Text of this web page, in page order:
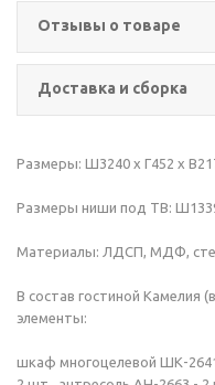
Отзывы о товаре
Доставка и сборка
Размеры: Ш3240 х Г452 х
Размеры ниши под ТВ:
Материалы: ЛДСП, МДФ,
В состав гостиной Камелия
элементы:
шкаф многоцелевой ШК-